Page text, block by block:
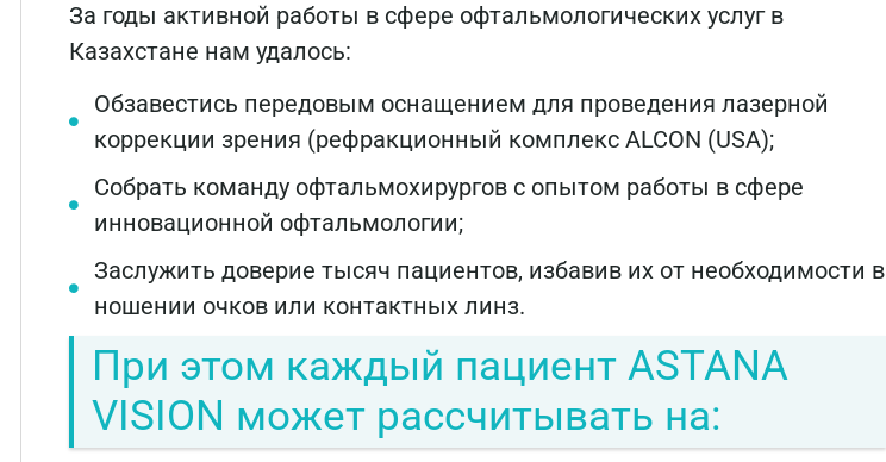
За годы активной работы в сфере офтальмологических услуг в
Казахстане нам удалось:
Обзавестись передовым оснащением для проведения лазерной
коррекции зрения (рефракционный комплекс ALCON (USA);
Собрать команду офтальмохирургов с опытом работы в сфере
инновационной офтальмологии;
Заслужить доверие тысяч пациентов, избавив их от необходимости в
ношении очков или контактных линз.
При этом каждый пациент ASTANA
VISION может рассчитывать на: